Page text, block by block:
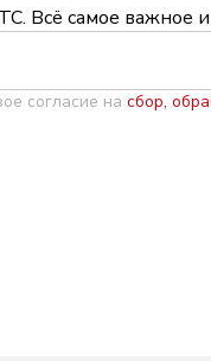
Всё самое важное
согласие на сбор,